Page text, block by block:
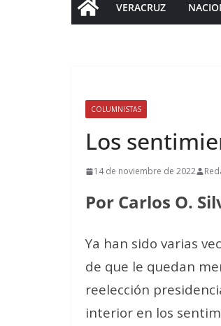
VERACRUZ
COLUMNISTAS
Los
14 de noviembre de 2022
Por Carlos O.
Ya han sido varias
de que le quedan
reelección
interior en los